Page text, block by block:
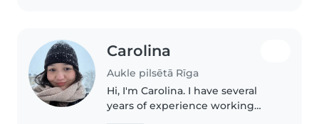
Carolina
Aukle pilsētā Rīga
Hi, I'm Carolina. I have several
years of experience working